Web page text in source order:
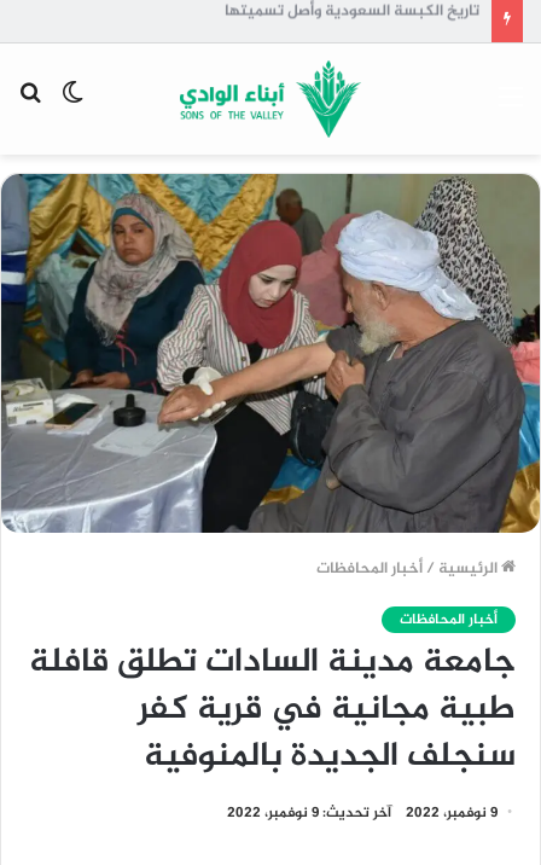
تاريخ الكبسة السعودية وأصل تسميتها
الوضع
الرئيسية /أخبار المحافظات
أخبار المحافظات
جامعة مدينة السادات تطلق قافلة
طبية مجانية في قرية كفر
سنجلف الجديدة بالمنوفية
9 نوفمبر، 2022 آخر تحديث: 9 نوفمبر، 2022